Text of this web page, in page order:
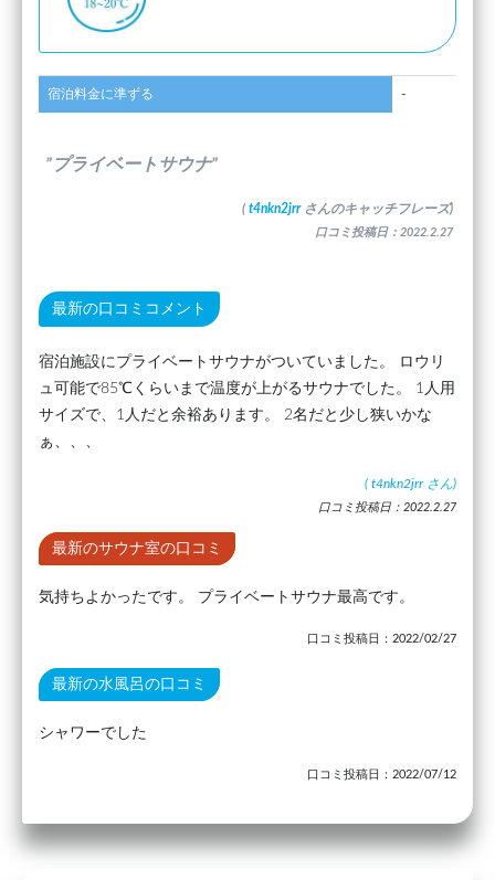
宿泊料金に準ずる -
”プライベートサウナ”
( t4nkn2jrr さんのキャッチフレーズ)
口コミ投稿日：2022.2.27
最新の口コミコメント
宿泊施設にプライベートサウナがついていました。 ロウリ
ュ可能で85℃くらいまで温度が上がるサウナでした。 1人用
サイズで、1人だと余裕あります。 2名だと少し狭いかな
ぁ、、、
( t4nkn2jrr さん)
口コミ投稿日：2022.2.27
最新のサウナ室の口コミ
気持ちよかったです。 プライベートサウナ最高です。
口コミ投稿日：2022/02/27
最新の水風呂の口コミ
シャワーでした
口コミ投稿日：2022/07/12